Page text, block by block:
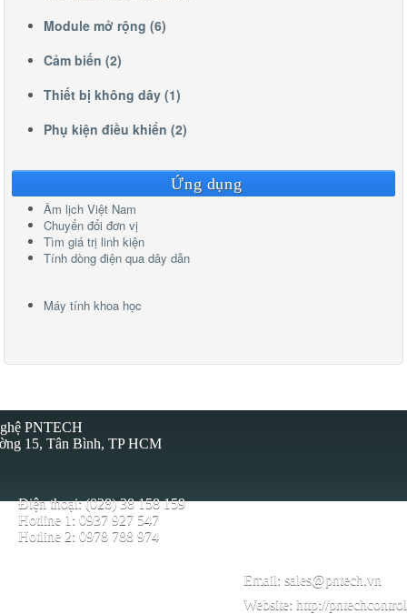
Module mở rộng (6)
Cảm biến (2)
Thiết bị không dây (1)
Phụ kiện điều khiển (2)
Ứng dụng
Âm lịch Việt Nam
Chuyển đổi đơn vị
Tìm giá trị linh kiện
Tính dòng điện qua dây dẫn
Máy tính khoa học
PNTECH
15, Tân Bình, TP HCM
Điện thoại: (028) 38 158 159
Hotline 1: 0937 927 547
Hotline 2: 0978 788 974
Email: sales@pntech.vn
Website: http://